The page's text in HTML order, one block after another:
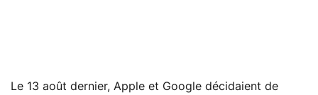
Le 13 août dernier, Apple et Google décidaient de